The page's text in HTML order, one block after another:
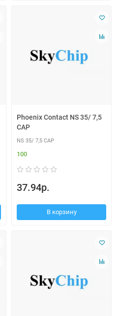
Phoenix Contact NS 35/ 7,5
CAP
NS 35/ 7,5 CAP
100
37.94р.
В корзину